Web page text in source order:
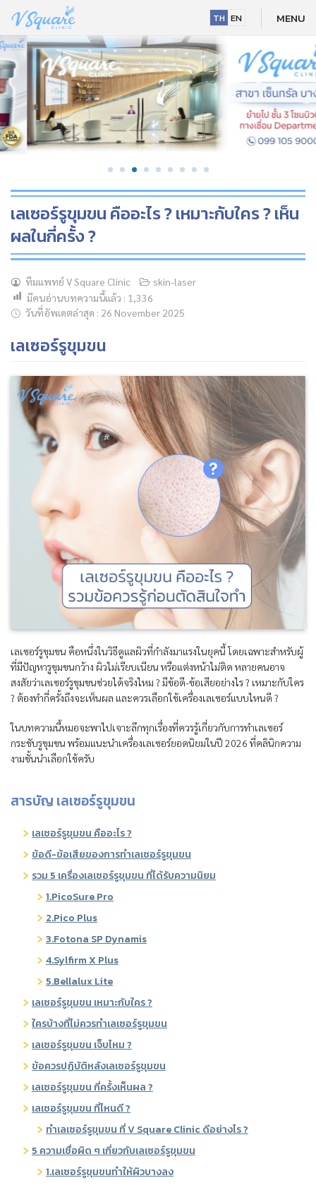
content
NEW
HOT
ค้นหาข้อมูล
Search
for:
TH EN MENU
เลเซอร์รูขุมขน คืออะไร ? เหมาะกับใคร ? เห็น
ผลในกี่ครั้ง ?
ทีมแพทย์ V Square Clinic
skin-laser
มีคนอ่านบทความนี้แล้ว : 1,336
วันที่อัพเดตล่าสุด : 26 November 2025
เลเซอร์รูขุมขน
เลเซอร์รูขุมขน คือหนึ่งในวิธีดูแลผิวที่กำลังมาแรงในยุคนี้ โดยเฉพาะสำหรับผู้
ที่มีปัญหารูขุมขนกว้าง ผิวไม่เรียบเนียน หรือแต่งหน้าไม่ติด หลายคนอาจ
สงสัยว่าเลเซอร์รูขุมขนช่วยได้จริงไหม ? มีข้อดี-ข้อเสียอย่างไร ? เหมาะกับใคร
? ต้องทำกี่ครั้งถึงจะเห็นผล และควรเลือกใช้เครื่องเลเซอร์แบบไหนดี ?
ในบทความนี้หมอจะพาไปเจาะลึกทุกเรื่องที่ควรรู้เกี่ยวกับการทำเลเซอร์
กระชับรูขุมขน พร้อมแนะนำเครื่องเลเซอร์ยอดนิยมในปี 2026 ที่คลินิกความ
งามชั้นนำเลือกใช้ครับ
สารบัญ เลเซอร์รูขุมขน
เลเซอร์รูขุมขน คืออะไร ?
ข้อดี-ข้อเสียของการทำเลเซอร์รูขุมขน
รวม 5 เครื่องเลเซอร์รูขุมขน ที่ได้รับความนิยม
1.PicoSure Pro
2.Pico Plus
3.Fotona SP Dynamis
4.Sylfirm X Plus
5.Bellalux Lite
เลเซอร์รูขุมขน เหมาะกับใคร ?
ใครบ้างที่ไม่ควรทำเลเซอร์รูขุมขน
เลเซอร์รูขุมขน เจ็บไหม ?
ข้อควรปฏิบัติหลังเลเซอร์รูขุมขน
เลเซอร์รูขุมขน กี่ครั้งเห็นผล ?
เลเซอร์รูขุมขน ที่ไหนดี ?
ทำเลเซอร์รูขุมขน ที่ V Square Clinic ดีอย่างไร ?
5 ความเชื่อผิด ๆ เกี่ยวกับเลเซอร์รูขุมขน
1.เลเซอร์รูขุมขนทำให้ผิวบางลง